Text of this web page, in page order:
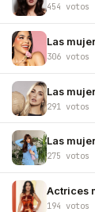
454 votos
Las
306 votos
Las mujeres
291 votos
Las
275 votos
Actrices
194 votos